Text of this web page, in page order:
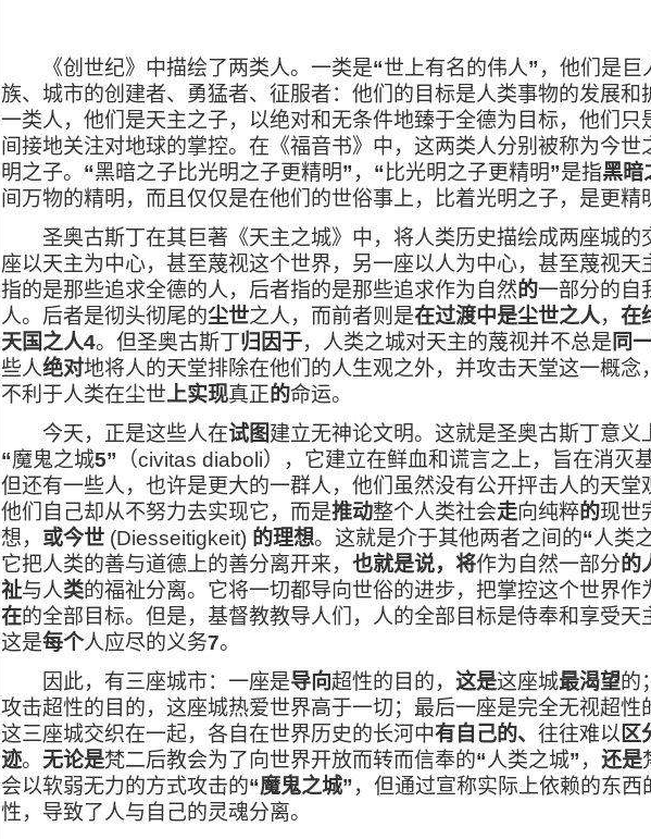
《创世纪》中描绘了两类人。一类是“世上有名的伟人” ，他们是巨
族、城市的创建者、勇猛者、征服者：他们的目标是人类事物的发展和
一类人，他们是天主之子，以绝对和无条件地臻于全德为目标，他们只
间接地关注对地球的掌控。在《福音书》中，这两类人分别被称为今世
明之子。 “黑暗之子比光明之子更精明” ， “ 比光明之子更精明”是指黑暗
间万物的精明，而且仅仅是在他们的世俗事上，比着光明之子，是更精
圣奥古斯丁在其巨著《天主之城》中，将人类历史描绘成两座城的
座以天主为中心，甚至蔑视这个世界，另一座以人为中心，甚至蔑视天
指的是那些追求全德的人，后者指的是那些追求作为自然的一部分的自
人。后者是彻头彻尾的尘世之人，而前者则是在过渡中是尘世之人， 在
天国之人4。但圣奥古斯丁归因于，人类之城对天主的蔑视并不总是 同
些人绝对地将人的天堂排除在他们的人生观之外，并攻击天堂这一概念
不利于人类在尘世上实现真正 的命运。
今天，正是这些人在试图建立无神论文明。这就是圣奥古斯丁意义
“魔鬼之城5” （civitas diaboli），它建立在鲜血和谎言之上，旨在消灭
但还有一些人，也许是更大的一群人，他们虽然没有公开抨击人的天堂
他们自己却从不努力去实现它，而是推动整个人类社会走向纯粹的现世
想， 或今世 (Diesseitigkeit) 的理想。这就是介于其他两者之间的“人类
它把人类的善与道德上的善分离开来， 也就是说，将作为自然一部分的
祉与人类的福祉分离。它将一切都导向世俗的进步，把掌控这个世界作
在的全部目标。但是，基督教教导人们，人的全部目标是侍奉和享受天
这是每个人应尽的义务7。
因此，有三座城市：一座是导向超性的目的， 这是这座城最渴望的
攻击超性的目的，这座城热爱世界高于一切；最后一座是完全无视超性
这三座城交织在一起，各自在世界历史的长河中有自己的、 往往难以 区
迹。 无论是梵二后教会为了向世界开放而转而信奉的“人类之城” ， 还是
会以软弱无力的方式攻击的“魔鬼之城” ，但通过宣称实际上依赖的东西
性，导致了人与自己的灵魂分离。